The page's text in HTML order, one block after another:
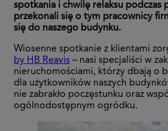
spotkania i chwilę relaksu podczas
przekonali się o tym pracownicy
się do naszego budynku.
Wiosenne spotkanie z klientami
by HB Reavis – nasi specjaliści w
nieruchomościami, którzy dbają o
dla użytkowników naszych
nie zabrakło poczęstunku oraz
ogólnodostępnym ogródku.